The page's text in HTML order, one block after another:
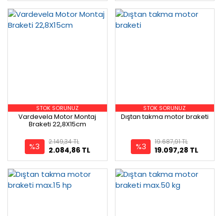
STOK SORUNUZ
Vardevela Motor Montaj
Braketi 22,8X15cm
%3 2.084,86 TL
2.149,34 TL
STOK SORUNUZ
Dıştan takma motor braketi
%3 19.097,28 TL
19.687,91 TL